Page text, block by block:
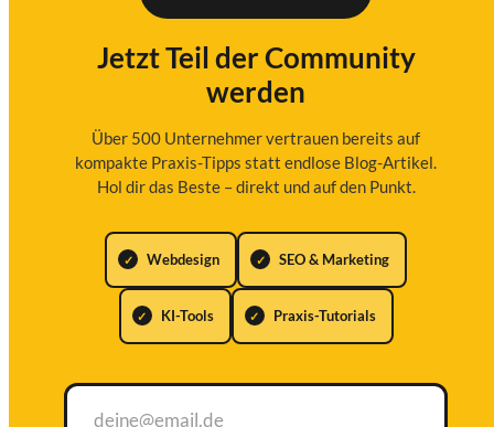
Jetzt Teil der Community
werden
Über 500 Unternehmer vertrauen bereits auf
kompakte Praxis-Tipps statt endlose Blog-Artikel.
Hol dir das Beste – direkt und auf den Punkt.
Webdesign SEO & Marketing
KI-Tools Praxis-Tutorials